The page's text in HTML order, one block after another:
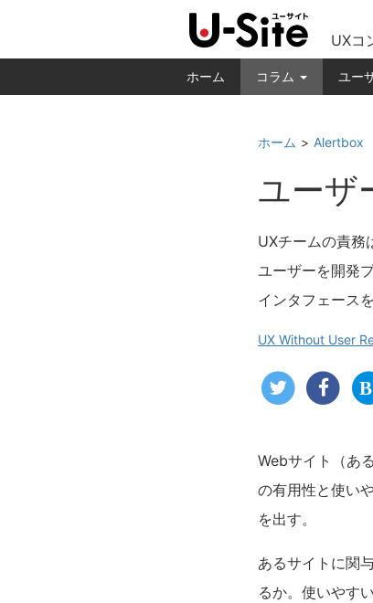
UXコ
ホーム コラム ユー
ホーム Alertbox
ユーザ
UXチームの責務
ユーザーを開発
インタフェース
UX Without User
Webサイト（あ
の有用性と使い
を出す。
あるサイトに関
るか。使いやす